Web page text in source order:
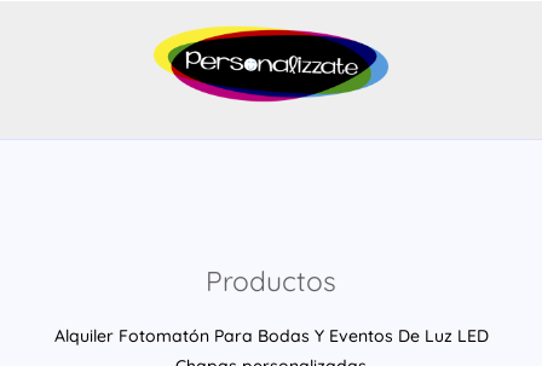
Productos
Alquiler Fotomatón Para Bodas Y Eventos De Luz LED